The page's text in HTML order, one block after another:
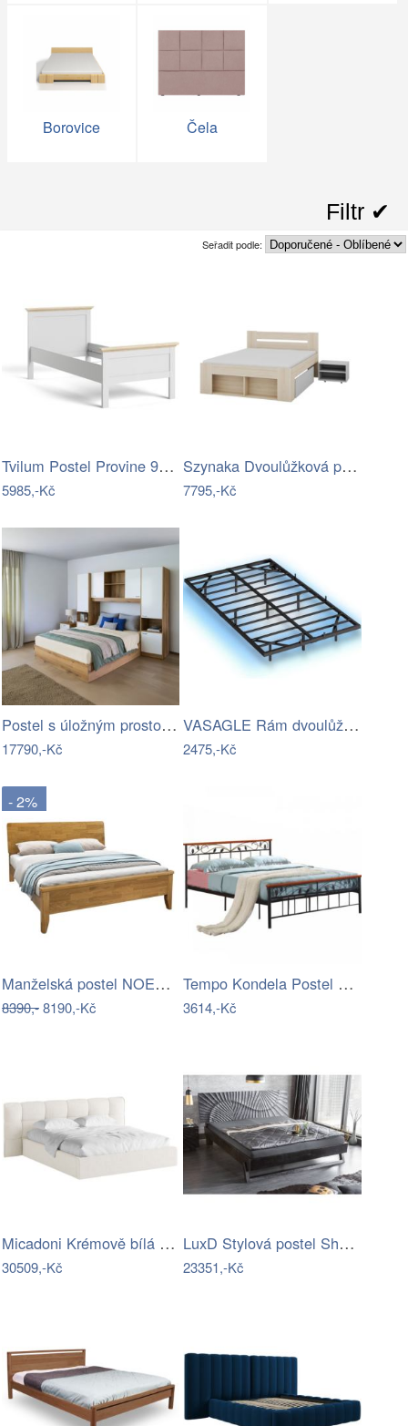
Borovice Čela
Filtr ✔︎
Seřadit podle:
Tvilum Postel Provine 90x200 bílá/dub
5985,-Kč
Szynaka Dvoulůžková postel Ryga 09…
7795,-Kč
Postel s úložným prostorem MILAGA Tempo…
17790,-Kč
VASAGLE Rám dvoulůžkové postele Workman…
2475,-Kč
- 2%
Manželská postel NOEMI Tempo Kondela
8390,-8190,-Kč
Tempo Kondela Postel s lamelovým roštem…
3614,-Kč
Micadoni Krémově bílá bouclé…
30509,-Kč
LuxD Stylová postel Shayla 180 x 200 cm…
23351,-Kč